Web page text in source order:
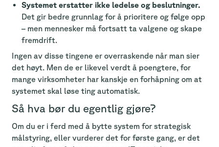
Systemet erstatter ikke ledelse og beslutninger.
Det gir bedre grunnlag for å prioritere og følge opp
– men mennesker må fortsatt ta valgene og skape
fremdrift.
Ingen av disse tingene er overraskende når man sier
det høyt. Men de er likevel verdt å poengtere, for
mange virksomheter har kanskje en forhåpning om at
systemet skal løse ting automatisk.
Så hva bør du egentlig gjøre?
Om du er i ferd med å bytte system for strategisk
målstyring, eller vurderer det for første gang, er det